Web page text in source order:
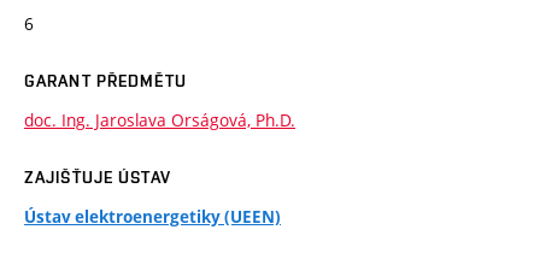
6
GARANT PŘEDMĚTU
doc. Ing. Jaroslava Orságová, Ph.D.
ZAJIŠŤUJE ÚSTAV
Ústav elektroenergetiky (UEEN)